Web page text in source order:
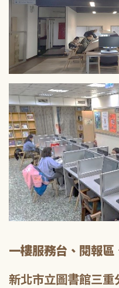
一樓服務台、閱報區
新北市立圖書館三